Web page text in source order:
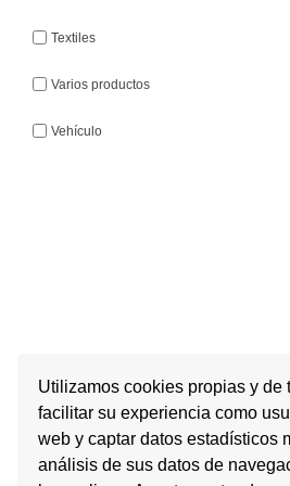
Utilizamos cookies propias y de
facilitar su experiencia como
web y captar datos estadísticos
análisis de sus datos de
Textiles
Varios productos
Vehículo